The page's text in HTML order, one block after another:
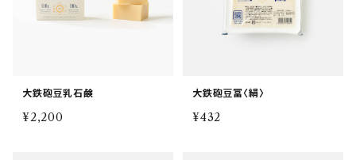
大鉄砲豆乳石鹸
¥2,200
大鉄砲豆冨〈絹〉
¥432